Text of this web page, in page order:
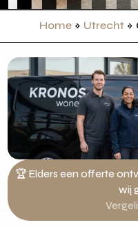
Home» Utrecht»
🏆 Elders een offerte
wij